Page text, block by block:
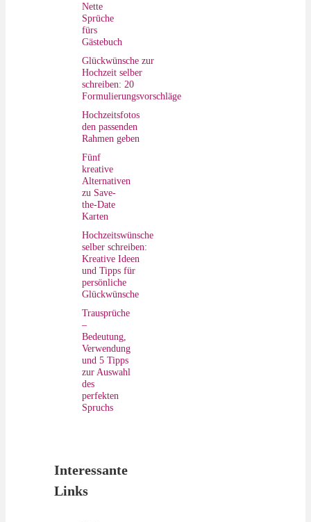
Nette
Sprüche
fürs
Gästebuch
Glückwünsche zur
Hochzeit selber
schreiben: 20
Formulierungsvorschläge
Hochzeitsfotos
den passenden
Rahmen geben
Fünf
kreative
Alternativen
zu Save-
the-Date
Karten
Hochzeitswünsche
selber schreiben:
Kreative Ideen
und Tipps für
persönliche
Glückwünsche
Trausprüche
–
Bedeutung,
Verwendung
und 5 Tipps
zur Auswahl
des
perfekten
Spruchs
Interessante
Links